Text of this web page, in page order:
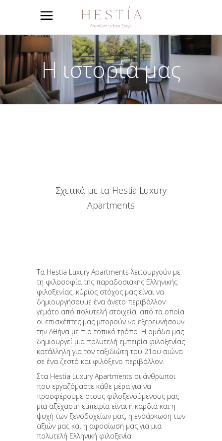
Η ιστορία μας
Σχετικά με τα Hestia Luxury
Apartments
Τα Hestia Luxury Apartments λειτουργούν με
τη φιλοσοφία της παραδοσιακής Ελληνικής
φιλοξενίας, κύριος στόχος μας είναι να
δημιουργήσουμε ένα άνετο περιβάλλον
γεμάτο από πολυτελή στοιχεία, από τα οποία
οι επισκέπτες μας μπορούν να εξερευνήσουν
την Αθήνα με πιο τοπικό τρόπο. Η ομάδα μας
δημιουργεί μια πολυτελή εμπειρία φιλοξενίας
κατάλληλη για τον ταξιδιώτη του 21ου αιώνα
σε ένα ζεστό και φιλόξενο περιβάλλον.
Στα Hestia Luxury Apartments οι άνθρωποι
που εργαζόμαστε κάθε μέρα για να
προσφέρουμε στους φιλοξενούμενους μας
μια αξέχαστη εμπειρία είναι η καρδιά και η
ψυχή των ξενοδοχείων μας, η ενσάρκωση των
αξιών μας και η αφοσίωση μας για μια
πολυτελή Ελληνική φιλοξενία.